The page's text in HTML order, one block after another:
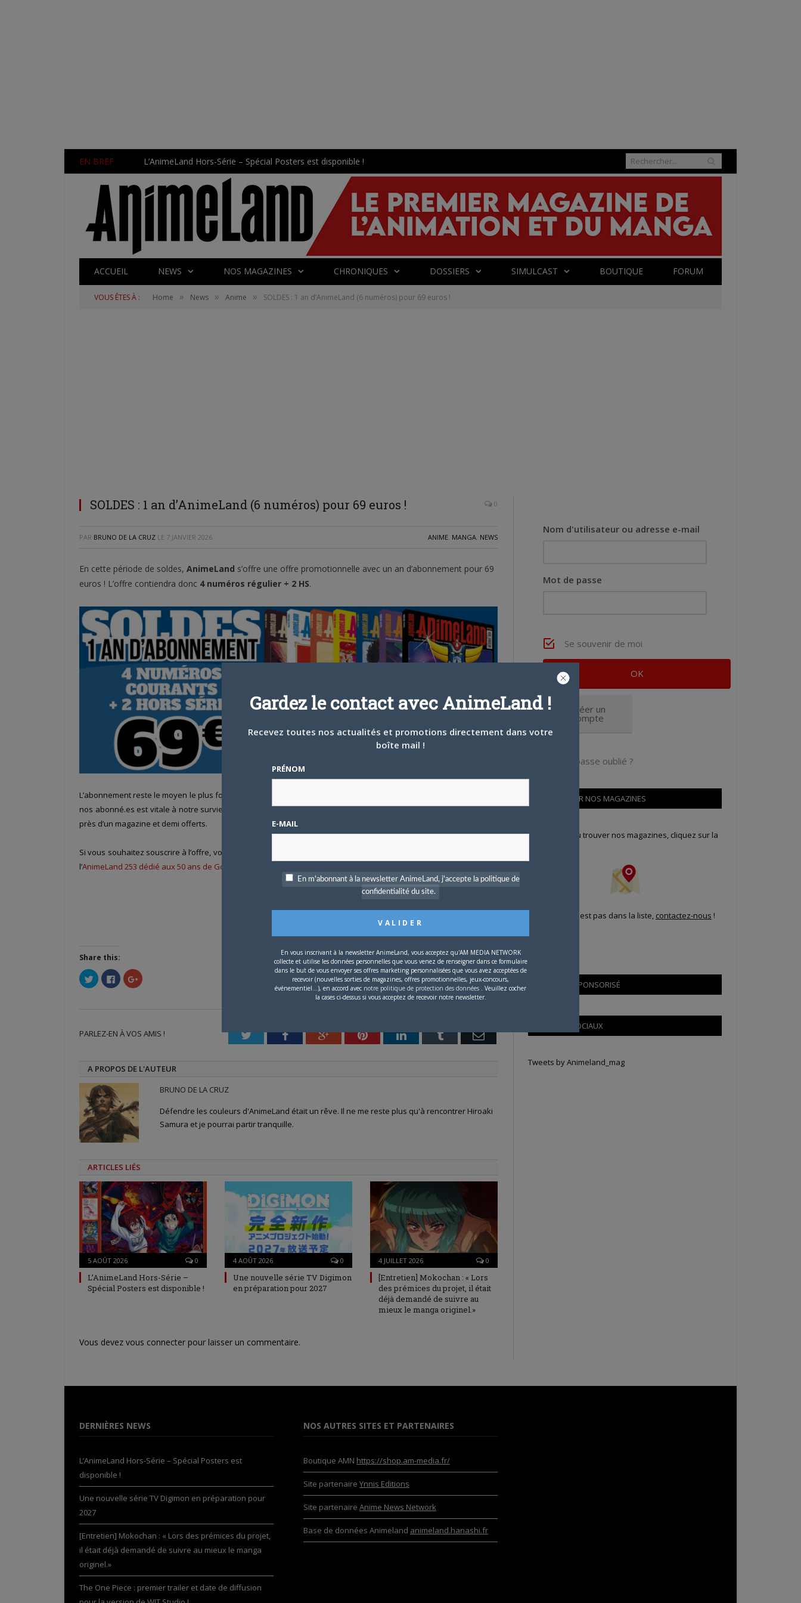
EN BREF L’AnimeLand Hors-Série – Spécial Posters est disponible !
ACCUEIL NEWS NOS MAGAZINES CHRONIQUES DOSSIERS SIMULCAST BOUTIQUE FORUM
VOUS ÊTES À : Home » News » Anime » SOLDES : 1 an d’AnimeLand (6 numéros) pour 69 euros !
SOLDES : 1 an d’AnimeLand (6 numéros) pour 69 euros ! 0
PAR BRUNO DE LA CRUZ LE 7 JANVIER 2026 ANIME, MANGA, NEWS
En cette période de soldes, AnimeLand s’offre une offre promotionnelle avec un an d’abonnement pour 69
euros ! L’offre contiendra donc 4 numéros régulier + 2 HS.
L’abonnement reste le moyen le plus fort et direct pour nous soutenir. En qualité de média indépendant, la base de
nos abonné.es est vitale à notre survie ! Ainsi, avec cette offre à 69 euros, vous économisez 21 euros au total, soit
près d’un magazine et demi offerts.
Si vous souhaitez souscrire à l’offre, vous pourrez choisir avec quel numéro démarre votre abonnement : soit avec
l’AnimeLand 253 dédié aux 50 ans de Goldorak
Share this:
Cliquez
pour
partager
fenêtre)
Cliquez
pour
partager
fenêtre)
Cliquez
pour
nouvelle
PARLEZ-EN À VOS AMIS ! TwitterFacebookGoogle+PinterestLinkedInTumblr Email
A PROPOS DE L'AUTEUR
BRUNO DE LA CRUZ
Défendre les couleurs d'AnimeLand était un rêve. Il ne me reste plus qu'à rencontrer Hiroaki
Samura et je pourrai partir tranquille.
ARTICLES LIÉS
5 AOÛT 2026 0
L’AnimeLand Hors-Série –
Spécial Posters est disponible !
4 AOÛT 2026 0
Une nouvelle série TV Digimon
en préparation pour 2027
4 JUILLET 2026 0
[Entretien] Mokochan : « Lors
des prémices du projet, il était
déjà demandé de suivre au
mieux le manga originel.»
Vous devez vous connecter pour laisser un commentaire.
Nom d'utilisateur ou adresse e-mail
Mot de passe
Se souvenir de moi
Créer un
compte
Mot de passe oublié ?
OÙ TROUVER NOS MAGAZINES
Pour savoir où trouver nos magazines, cliquez sur la
Si votre ville n'est pas dans la liste, contactez-nous !
CONTENU SPONSORISÉ
RÉSEAUX SOCIAUX
Tweets by Animeland_mag
DERNIÈRES NEWS
L’AnimeLand Hors-Série – Spécial Posters est
disponible !
Une nouvelle série TV Digimon en préparation pour
2027
[Entretien] Mokochan : « Lors des prémices du projet,
il était déjà demandé de suivre au mieux le manga
originel.»
The One Piece : premier trailer et date de diffusion
NOS AUTRES SITES ET PARTENAIRES
Boutique AMN https://shop.am-media.fr/
Site partenaire Ynnis Editions
Site partenaire Anime News Network
Base de données Animeland animeland.hanashi.fr
Gardez le contact avec AnimeLand !
Recevez toutes nos actualités et promotions directement dans votre
boîte mail !
PRÉNOM
E-MAIL
En m'abonnant à la newsletter AnimeLand, j'accepte la politique de
confidentialité du site.
En vous inscrivant à la newsletter AnimeLand, vous acceptez qu'AM MEDIA NETWORK
collecte et utilise les données personnelles que vous venez de renseigner dans ce formulaire
dans le but de vous envoyer ses offres marketing personnalisées que vous avez acceptées de
recevoir (nouvelles sorties de magazines, offres promotionnelles, jeux-concours,
événementiel...), en accord avec notre politique de protection des données . Veuillez cocher
la cases ci-dessus si vous acceptez de recevoir notre newsletter.